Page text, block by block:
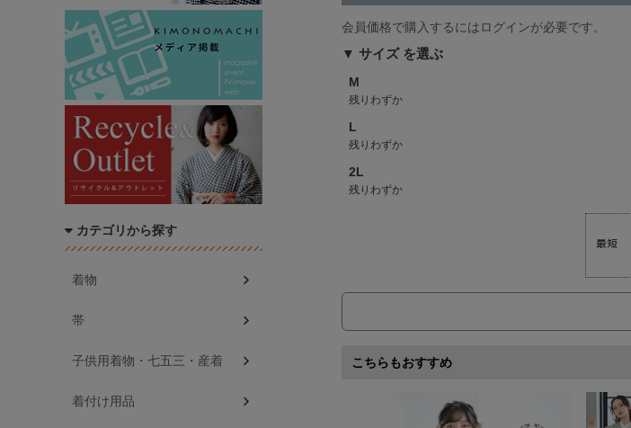
会員価格で購入するにはログインが必要です。
サイズ
M
残りわずか
L
残りわずか
2L
残りわずか
こちらもおすすめ
カテゴリから探す
着物
帯
子供用着物・七五三・産着
着付け用品